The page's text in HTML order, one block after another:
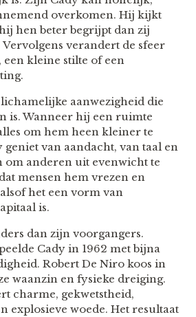
overkomen. Hij kijkt
hen beter begrijpt dan zij
verandert de sfeer
een kleine stilte of een
aanwezigheid die
is. Wanneer hij een ruimte
om hem heen kleiner te
van aandacht, van taal en
om anderen uit evenwicht te
mensen hem vrezen en
het een vorm van
is.
dan zijn voorgangers.
Cady in 1962 met bijna
Robert De Niro koos in
waanzin en fysieke dreiging.
charme, gekwetstheid,
explosieve woede. Het resultaat